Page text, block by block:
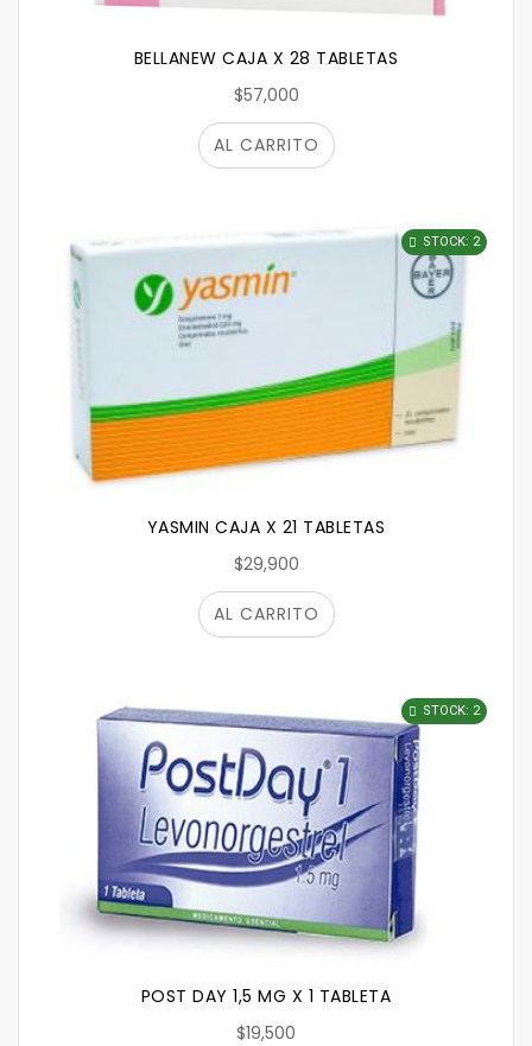
BELLANEW CAJA X 28 TABLETAS
$57,000
AL CARRITO
YASMIN CAJA X 21 TABLETAS
$29,900
STOCK: 2
AL CARRITO
POST DAY 1,5 MG X 1 TABLETA
$19,500
STOCK: 2